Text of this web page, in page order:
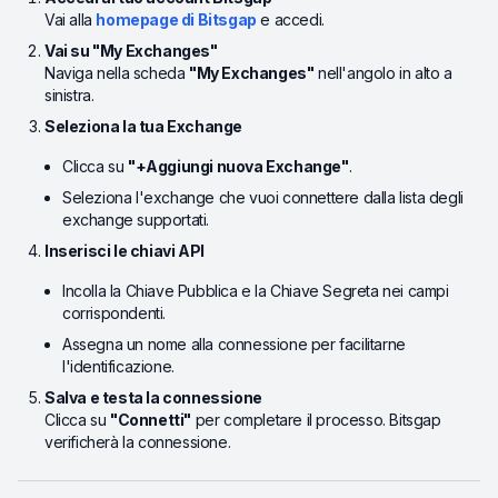
Vai alla homepage di Bitsgap e accedi.
Vai su "My Exchanges"
Naviga nella scheda "My Exchanges" nell'angolo in alto a
sinistra.
Seleziona la tua Exchange
Clicca su "+Aggiungi nuova Exchange".
Seleziona l'exchange che vuoi connettere dalla lista degli
exchange supportati.
Inserisci le chiavi API
Incolla la Chiave Pubblica e la Chiave Segreta nei campi
corrispondenti.
Assegna un nome alla connessione per facilitarne
l'identificazione.
Salva e testa la connessione
Clicca su "Connetti" per completare il processo. Bitsgap
verificherà la connessione.